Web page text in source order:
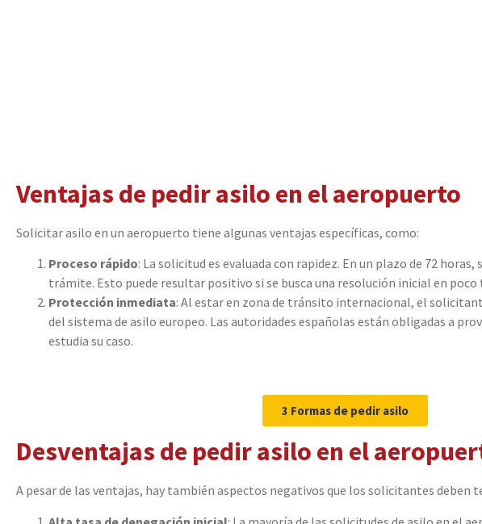
Ventajas de pedir asilo en el aeropuerto
Solicitar asilo en un aeropuerto tiene algunas ventajas específicas, como:
Proceso rápido: La solicitud es evaluada con rapidez. En un plazo de 72 horas,
trámite. Esto puede resultar positivo si se busca una resolución inicial en poco
Protección inmediata: Al estar en zona de tránsito internacional, el
del sistema de asilo europeo. Las autoridades españolas están obligadas a
estudia su caso.
3 Formas de pedir asilo
Desventajas de pedir asilo en el
A pesar de las ventajas, hay también aspectos negativos que los solicitantes deben